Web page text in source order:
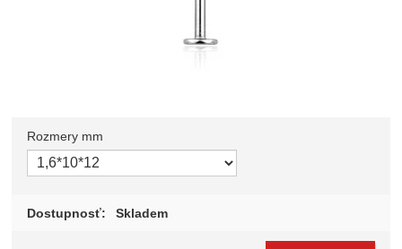
Zvoľte variant
Rozmery mm
Dostupnosť: Skladem